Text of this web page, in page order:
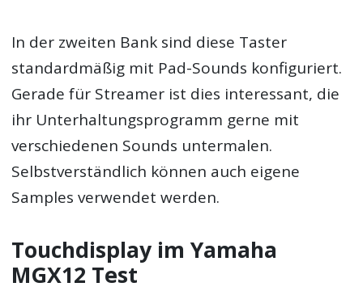
In der zweiten Bank sind diese Taster
standardmäßig mit Pad-Sounds konfiguriert.
Gerade für Streamer ist dies interessant, die
ihr Unterhaltungsprogramm gerne mit
verschiedenen Sounds untermalen.
Selbstverständlich können auch eigene
Samples verwendet werden.
Touchdisplay im Yamaha
MGX12 Test